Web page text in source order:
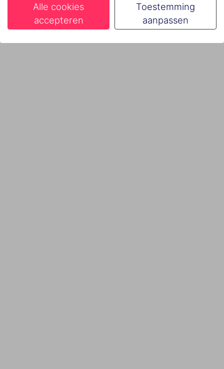
Alle cookies
accepteren
Toestemming
aanpassen